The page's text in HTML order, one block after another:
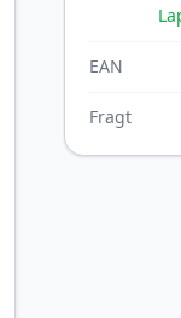
EAN
Fragt